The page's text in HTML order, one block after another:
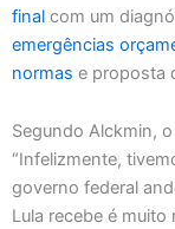
final com um
emergências
normas e proposta
Segundo Alckmin,
“Infelizmente,
governo federal
Lula recebe é